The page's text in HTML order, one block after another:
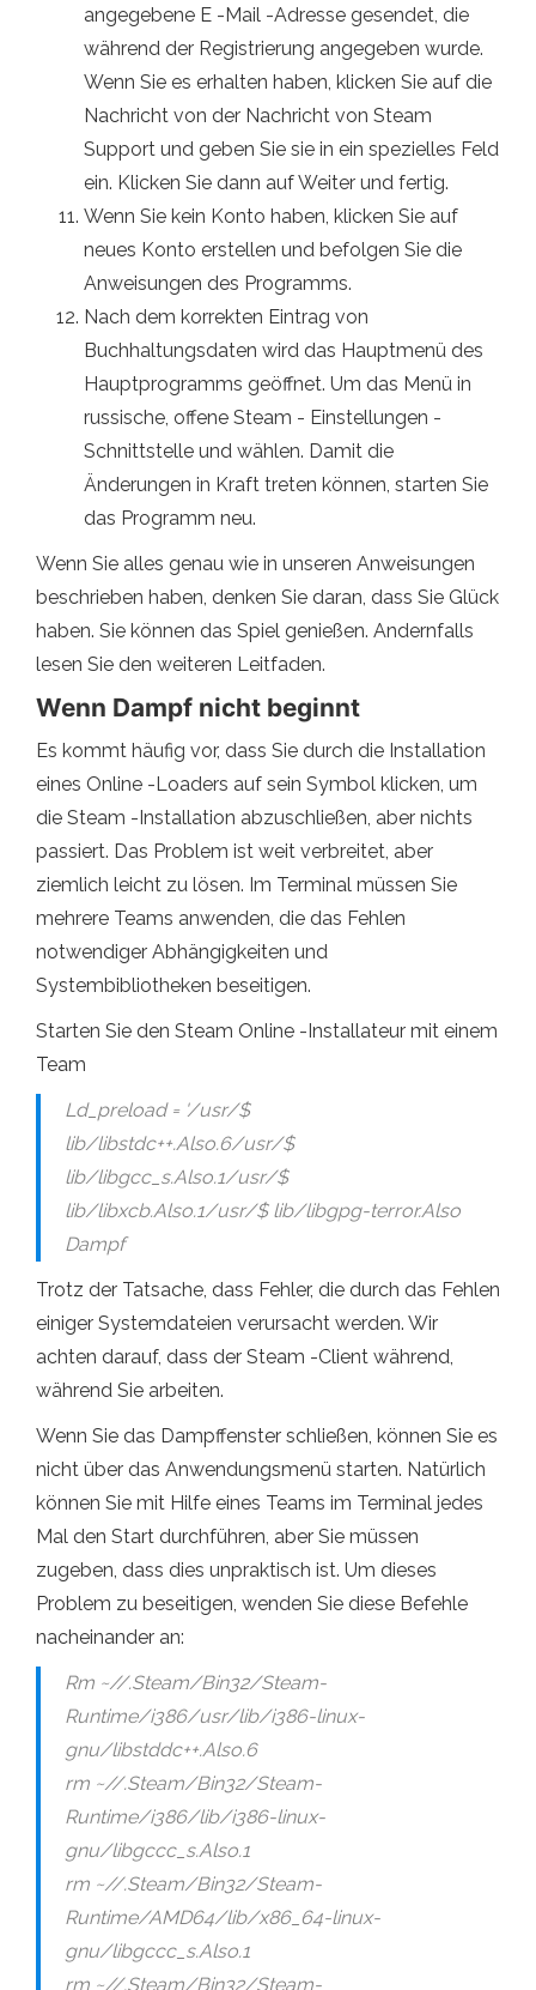
angegebene E -Mail -Adresse gesendet, die
während der Registrierung angegeben wurde.
Wenn Sie es erhalten haben, klicken Sie auf die
Nachricht von der Nachricht von Steam
Support und geben Sie sie in ein spezielles Feld
ein. Klicken Sie dann auf Weiter und fertig.
Wenn Sie kein Konto haben, klicken Sie auf
neues Konto erstellen und befolgen Sie die
Anweisungen des Programms.
Nach dem korrekten Eintrag von
Buchhaltungsdaten wird das Hauptmenü des
Hauptprogramms geöffnet. Um das Menü in
russische, offene Steam - Einstellungen -
Schnittstelle und wählen. Damit die
Änderungen in Kraft treten können, starten Sie
das Programm neu.
Wenn Sie alles genau wie in unseren Anweisungen
beschrieben haben, denken Sie daran, dass Sie Glück
haben. Sie können das Spiel genießen. Andernfalls
lesen Sie den weiteren Leitfaden.
Wenn Dampf nicht beginnt
Es kommt häufig vor, dass Sie durch die Installation
eines Online -Loaders auf sein Symbol klicken, um
die Steam -Installation abzuschließen, aber nichts
passiert. Das Problem ist weit verbreitet, aber
ziemlich leicht zu lösen. Im Terminal müssen Sie
mehrere Teams anwenden, die das Fehlen
notwendiger Abhängigkeiten und
Systembibliotheken beseitigen.
Starten Sie den Steam Online -Installateur mit einem
Team
Ld_preload = '/usr/$
lib/libstdc++.Also.6/usr/$
lib/libgcc_s.Also.1/usr/$
lib/libxcb.Also.1/usr/$ lib/libgpg-terror.Also
Dampf
Trotz der Tatsache, dass Fehler, die durch das Fehlen
einiger Systemdateien verursacht werden. Wir
achten darauf, dass der Steam -Client während,
während Sie arbeiten.
Wenn Sie das Dampffenster schließen, können Sie es
nicht über das Anwendungsmenü starten. Natürlich
können Sie mit Hilfe eines Teams im Terminal jedes
Mal den Start durchführen, aber Sie müssen
zugeben, dass dies unpraktisch ist. Um dieses
Problem zu beseitigen, wenden Sie diese Befehle
nacheinander an:
Rm ~//.Steam/Bin32/Steam-
Runtime/i386/usr/lib/i386-linux-
gnu/libstddc++.Also.6
rm ~//.Steam/Bin32/Steam-
Runtime/i386/lib/i386-linux-
gnu/libgccc_s.Also.1
rm ~//.Steam/Bin32/Steam-
Runtime/AMD64/lib/x86_64-linux-
gnu/libgccc_s.Also.1
rm ~//.Steam/Bin32/Steam-